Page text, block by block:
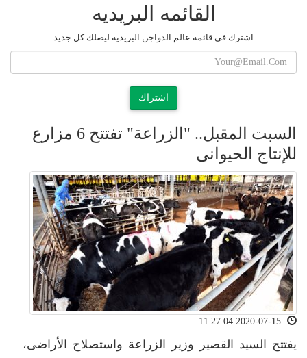
القائمه البريديه
اشترك في قائمة عالم الدواجن البريديه ليصلك كل جديد
اشتراك
السبت المقبل.. "الزراعة" تفتتح 6 مزارع
للإنتاج الحيوانى
يفتتح السيد القصير وزير الزراعة واستصلاح الأراضى،